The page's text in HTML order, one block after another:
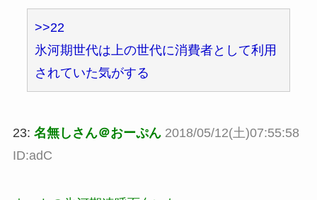
>>22
氷河期世代は上の世代に消費者として利用
されていた気がする
23: 名無しさん＠おーぷん 2018/05/12(土)07:55:58
ID:adC